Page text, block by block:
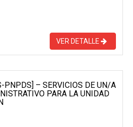
VER DETALLE
PNPDS] – SERVICIOS DE UN/A
PARA LA UNIDAD